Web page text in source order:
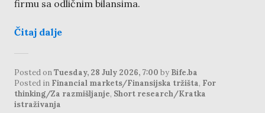
firmu sa odličnim bilansima.
Čitaj dalje
Posted onTuesday, 28 July 2026, 7:00 by Bife.ba
Posted in Financial markets/Finansijska tržišta, For
thinking/Za razmišljanje, Short research/Kratka
istraživanja